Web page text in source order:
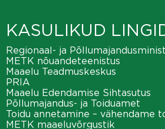
KASULIKUD
Regionaal- ja
METK nõuandeteenistus
Maaelu Teadmuskeskus
PRIA
Maaelu Edendamise Sihtasutus
Põllumajandus- ja Toiduamet
Toidu annetamine – vähendame
METK maaeluvõrgustik